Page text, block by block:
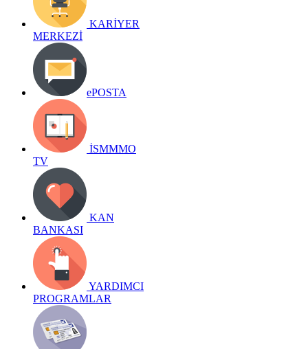
KARİYER
MERKEZİ
ePOSTA
İSMMMO
TV
KAN
BANKASI
YARDIMCI
PROGRAMLAR